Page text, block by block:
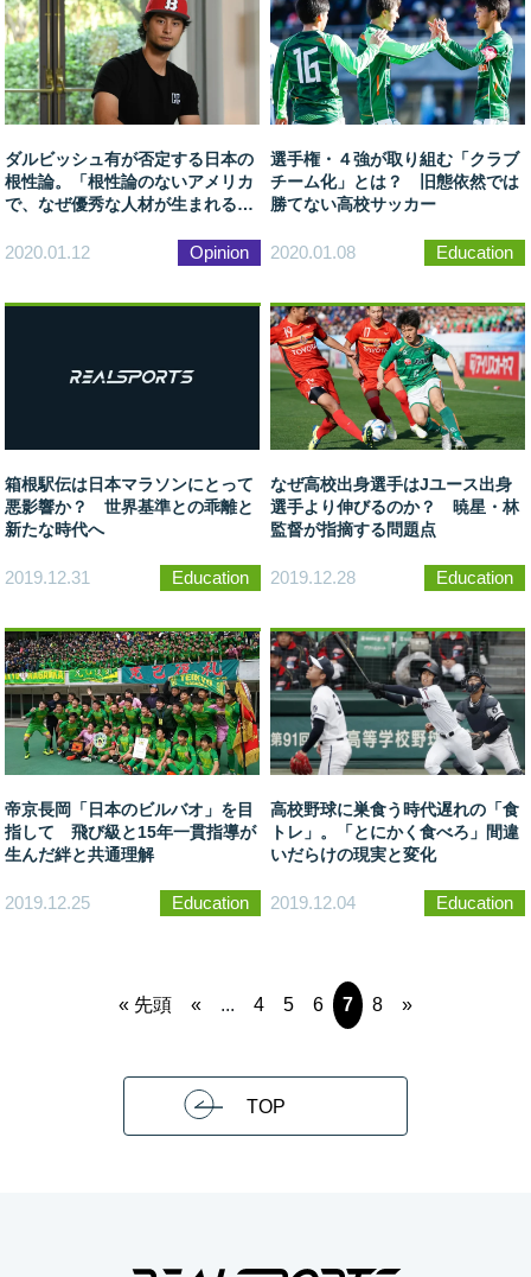
ダルビッシュ有が否定する日本の
根性論。「根性論のないアメリカ
で、なぜ優秀な人材が生まれるの
2020.01.12 Opinion
選手権・４強が取り組む「クラブ
チーム化」とは？ 旧態依然では
勝てない高校サッカー
2020.01.08 Education
箱根駅伝は日本マラソンにとって
悪影響か？ 世界基準との乖離と
新たな時代へ
2019.12.31 Education
なぜ高校出身選手はJユース出身
選手より伸びるのか？ 暁星・林
監督が指摘する問題点
2019.12.28 Education
帝京長岡「日本のビルバオ」を目
指して 飛び級と15年一貫指導が
生んだ絆と共通理解
2019.12.25 Education
高校野球に巣食う時代遅れの「食
トレ」。「とにかく食べろ」間違
いだらけの現実と変化
2019.12.04 Education
« 先頭 « ... 4 5 6 7 8 »
TOP